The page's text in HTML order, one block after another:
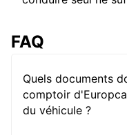
FAQ
Quels documents
comptoir
du véhicule ?